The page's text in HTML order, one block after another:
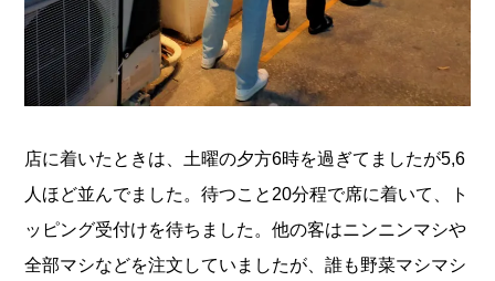
店に着いたときは、土曜の夕方6時を過ぎてましたが5,6
人ほど並んでました。待つこと20分程で席に着いて、ト
ッピング受付けを待ちました。他の客はニンニンマシや
全部マシなどを注文していましたが、誰も野菜マシマシ